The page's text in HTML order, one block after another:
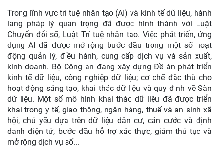
Trong lĩnh vực trí tuệ nhân tạo (AI) và kinh tế dữ liệu, hành
lang pháp lý quan trọng đã được hình thành với Luật
Chuyển đổi số, Luật Trí tuệ nhân tạo. Việc phát triển, ứng
dụng AI đã được mở rộng bước đầu trong một số hoạt
động quản lý, điều hành, cung cấp dịch vụ và sản xuất,
kinh doanh. Bộ Công an đang xây dựng Đề án phát triển
kinh tế dữ liệu, công nghiệp dữ liệu; cơ chế đặc thù cho
hoạt động sáng tạo, khai thác dữ liệu và quy định về Sàn
dữ liệu. Một số mô hình khai thác dữ liệu đã được triển
khai trong y tế, giao thông, ngân hàng, thuế và an sinh xã
hội, chủ yếu dựa trên dữ liệu dân cư, căn cước và định
danh điện tử, bước đầu hỗ trợ xác thực, giảm thủ tục và
mở rộng dịch vụ số...